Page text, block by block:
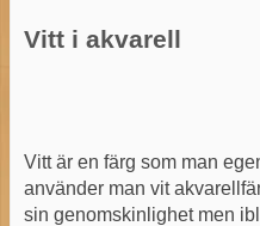
Vitt i akvarell
Vitt är en färg som man
använder man vit
sin genomskinlighet men